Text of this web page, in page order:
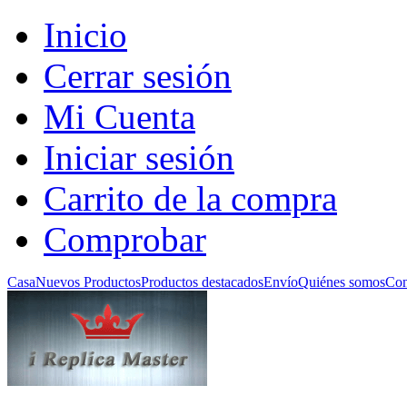
Inicio
Cerrar sesión
Mi Cuenta
Iniciar sesión
Carrito de la compra
Comprobar
CasaNuevos ProductosProductos destacadosEnvíoQuiénes somos